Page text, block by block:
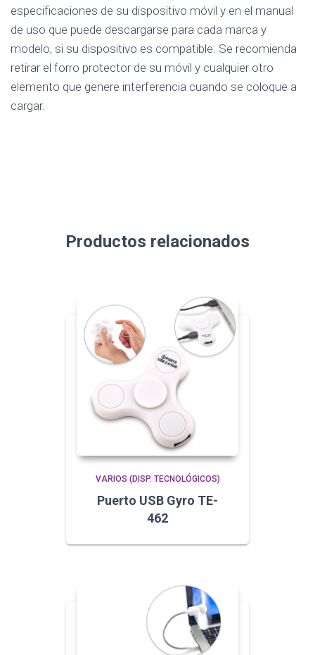
especificaciones de su dispositivo móvil y en el manual
de uso que puede descargarse para cada marca y
modelo, si su dispositivo es compatible. Se recomienda
retirar el forro protector de su móvil y cualquier otro
elemento que genere interferencia cuando se coloque a
cargar.
Productos relacionados
VARIOS (DISP. TECNOLÓGICOS)
Puerto USB Gyro TE-
462